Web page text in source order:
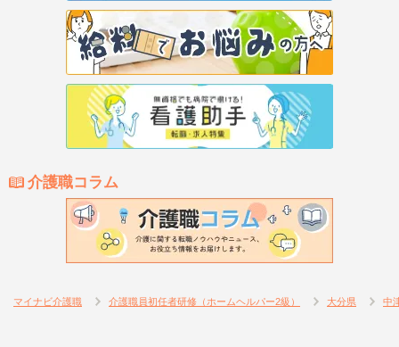
介護職コラム
マイナビ介護職 介護職員初任者研修（ホームヘルパー2級） 大分県 中